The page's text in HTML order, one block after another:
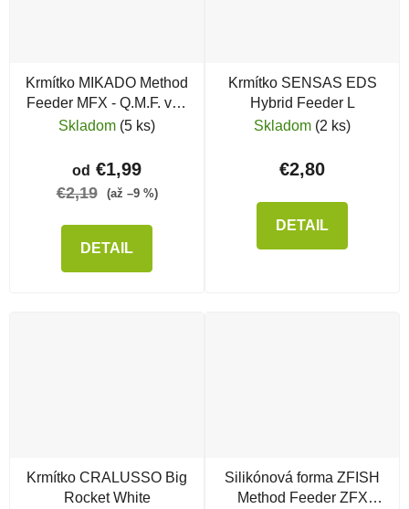
Krmítko MIKADO Method
Feeder MFX - Q.M.F. veľ.
L
Skladom (5 ks)
od €1,99
€2,19 (až –9 %)
DETAIL
Krmítko SENSAS EDS
Hybrid Feeder L
Skladom (2 ks)
€2,80
DETAIL
Krmítko CRALUSSO Big
Rocket White
Silikónová forma ZFISH
Method Feeder ZFX